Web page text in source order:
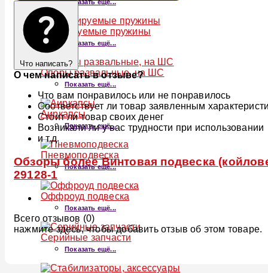
Показать ещё...
Регулируемые пружины
Показать ещё...
Опоры развальные, на ШС
Показать ещё...
Аиркапсы
Показать ещё...
Пневмоподвеска
Показать ещё...
Оффроуд подвеска
Показать ещё...
Серийные запчасти
Показать ещё...
Что написать?
О чем написать в отзыве?
Что вам понравилось или не понравилось
Соответствует ли товар заявленным
Стоит ли товар своих денег
Возникали ли у вас трудности при использовании
и т.д.
Обзоры более Винтовая подвеска
29128-1
Всего отзывов (0)
нажмите здесь, чтобы добавить отзыв об этом товаре.